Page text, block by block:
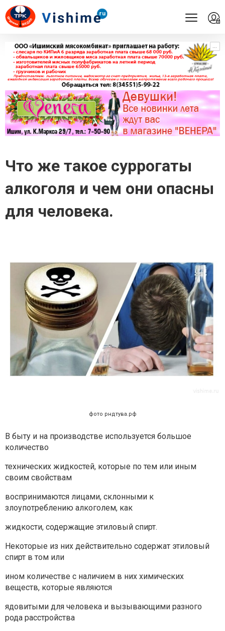
...
...
Что же такое суррогаты
алкоголя и чем они опасны
для человека.
фото рндтува.рф
В быту и на производстве используется большое
количество
технических жидкостей, которые по тем или иным
своим свойствам
воспринимаются лицами, склонными к
злоупотреблению алкоголем, как
жидкости, содержащие этиловый спирт.
Некоторые из них действительно содержат этиловый
спирт в том или
ином количестве с наличием в них химических
веществ, которые являются
ядовитыми для человека и вызывающими разного
рода расстройства